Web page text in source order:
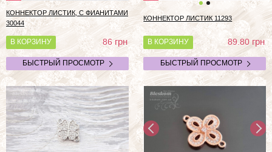
КОННЕКТОР ЛИСТИК, С ФИАНИТАМИ
30044
В КОРЗИНУ 86 грн
БЫСТРЫЙ ПРОСМОТР
КОННЕКТОР ЛИСТИК 11293
В КОРЗИНУ 89.80грн
БЫСТРЫЙ ПРОСМОТР